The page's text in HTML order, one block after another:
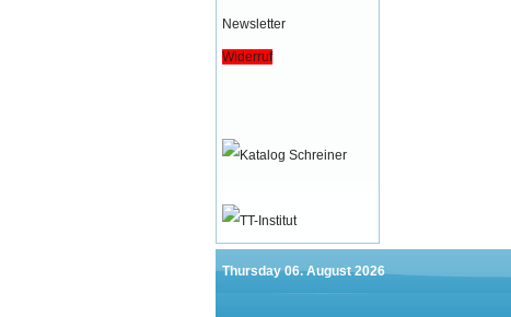
Newsletter
Widerruf
Thursday 06. August 2026